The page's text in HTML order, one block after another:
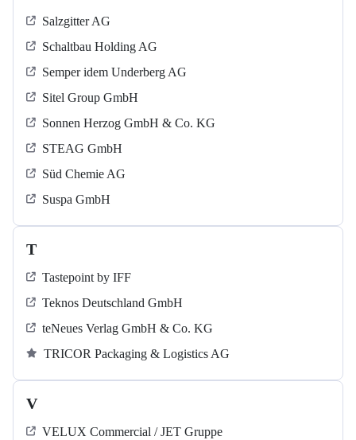
Salzgitter AG
Schaltbau Holding AG
Semper idem Underberg AG
Sitel Group GmbH
Sonnen Herzog GmbH & Co. KG
STEAG GmbH
Süd Chemie AG
Suspa GmbH
T
Tastepoint by IFF
Teknos Deutschland GmbH
teNeues Verlag GmbH & Co. KG
TRICOR Packaging & Logistics AG
V
VELUX Commercial / JET Gruppe